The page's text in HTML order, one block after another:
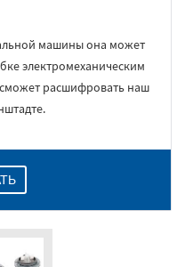
машины она может
электромеханическим
расшифровать наш